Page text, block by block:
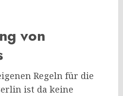
von
Regeln für die
ist da keine